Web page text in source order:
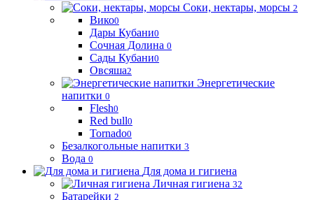
Соки, нектары, морсы 2
Вико0
Дары Кубани0
Сочная Долина 0
Сады Кубани0
Овсяша2
Энергетические
напитки 0
Flesh0
Red bull0
Tornado0
Безалкогольные напитки 3
Вода 0
Для дома и гигиена
Личная гигиена 32
Батарейки 2